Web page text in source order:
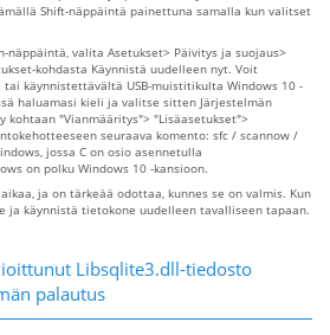
Shift-näppäintä painettuna samalla kun valitset
näppäintä, valita Asetukset> Päivitys ja suojaus>
kohdasta Käynnistä uudelleen nyt. Voit
käynnistettävältä USB-muistitikulta Windows 10 -
haluamasi kieli ja valitse sitten Järjestelmän
kohtaan "Vianmääritys"> "Lisäasetukset">
seuraava komento: sfc / scannow /
jossa C on osio asennetulla
on polku Windows 10 -kansioon.
ja on tärkeää odottaa, kunnes se on valmis. Kun
ja käynnistä tietokone uudelleen tavalliseen tapaan.
Libsqlite3.dll-tiedosto
palautus